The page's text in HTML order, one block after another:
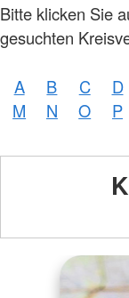
Bitte klicken Sie
gesuchten
A B C D
M
N O P